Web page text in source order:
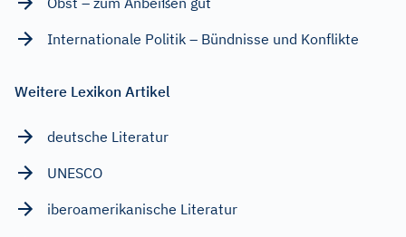
Internationale Politik – Bündnisse und Konflikte
Weitere Lexikon Artikel
deutsche Literatur
UNESCO
iberoamerikanische Literatur